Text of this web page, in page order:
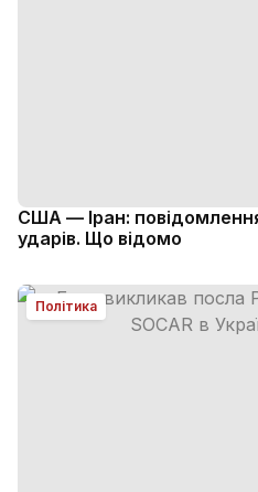
США — Іран:
ударів. Що відомо
Політика